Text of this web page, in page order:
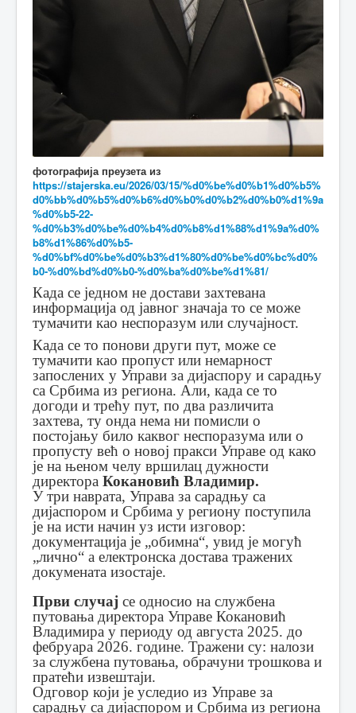
фотографија преузета из
https://stajerska.eu/2026/03/15/%d0%be%d0%b1%d0%b5%
d0%bb%d0%b5%d0%b6%d0%b0%d0%b2%d0%b0%d1%9a
%d0%b5-22-
%d0%b3%d0%be%d0%b4%d0%b8%d1%88%d1%9a%d0%
b8%d1%86%d0%b5-
%d0%bf%d0%be%d0%b3%d1%80%d0%be%d0%bc%d0%
b0-%d0%bd%d0%b0-%d0%ba%d0%be%d1%81/
Када се једном не достави захтевана
информација од јавног значаја то се може
тумачити као неспоразум или случајност.
Када се то понови други пут, може се
тумачити као пропуст или немарност
запослених у Управи за дијаспору и сарадњу
са Србима из региона. Али, када се то
догоди и трећу пут, по два различита
захтева, ту онда нема ни помисли о
постојању било каквог неспоразума или о
пропусту већ о новој пракси Управе од како
је на њеном челу вршилац дужности
директора Кокановић Владимир.
У три наврата, Управа за сарадњу са
дијаспором и Србима у региону поступила
је на исти начин уз исти изговор:
документација је „обимна“, увид је могућ
„лично“ a електронска достава тражених
докумената изостаје.
Први случај се односио на службена
путовања директора Управе Кокановић
Владимира у периоду од августа 2025. до
фебруара 2026. године. Тражени су: налози
за службена путовања, обрачуни трошкова и
пратећи извештаји.
Одговор који је уследио из Управе за
сарадњу са дијаспором и Србима из региона